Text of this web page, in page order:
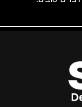
אותי למועדון